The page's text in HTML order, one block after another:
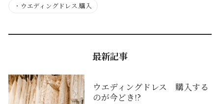
・ ウエディングドレス.購入
最新記事
ウエディングドレス 購入する
のが今どき!?